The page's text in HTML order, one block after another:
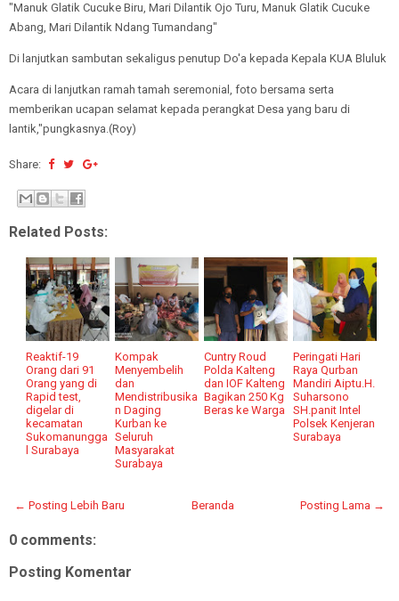
"Manuk Glatik Cucuke Biru, Mari Dilantik Ojo Turu, Manuk Glatik Cucuke
Abang, Mari Dilantik Ndang Tumandang"
Di lanjutkan sambutan sekaligus penutup Do'a kepada Kepala KUA Bluluk
Acara di lanjutkan ramah tamah seremonial, foto bersama serta
memberikan ucapan selamat kepada perangkat Desa yang baru di
lantik,"pungkasnya.(Roy)
Share:
Related Posts:
Reaktif-19
Orang dari 91
Orang yang di
Rapid test,
digelar di
kecamatan
Sukomanungga
l Surabaya
Kompak
Menyembelih
dan
Mendistribusika
n Daging
Kurban ke
Seluruh
Masyarakat
Surabaya
Cuntry Roud
Polda Kalteng
dan IOF Kalteng
Bagikan 250 Kg
Beras ke Warga
Peringati Hari
Raya Qurban
Mandiri Aiptu.H.
Suharsono
SH.panit Intel
Polsek Kenjeran
Surabaya
← Posting Lebih Baru Posting Lama →
Beranda
0 comments:
Posting Komentar